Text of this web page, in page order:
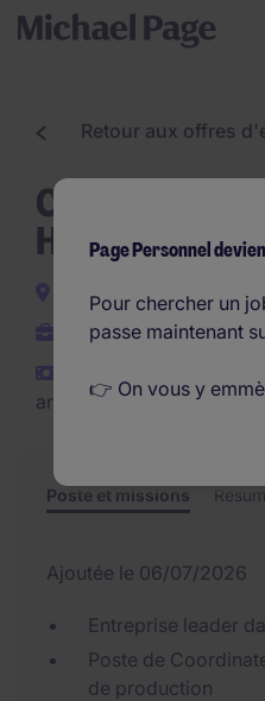
Retour aux offres
H/F
Chilly-Mazarin
CDI
an
Poste et missions
Ajoutée le 06/07/2026
Entreprise leader
Poste de
de production
Page Personnel
Pour chercher un
passe maintenant
👉 On vous y